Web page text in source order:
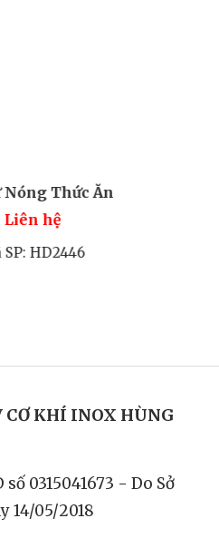
Thức Ăn
hệ
HD2446
KHÍ INOX HÙNG
0315041673 - Do Sở
14/05/2018